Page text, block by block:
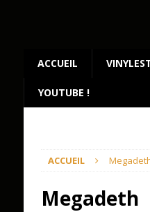
ACCUEIL
YOUTUBE !
ACCUEIL
Megadeth